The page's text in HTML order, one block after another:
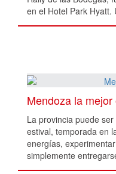
en el Hotel Park Hyatt.
disputando el torneo
Mendoza la
La provincia puede
estival, temporada en
energías,
simplemente
lugar y de nuevas